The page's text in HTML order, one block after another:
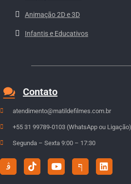
Animação 2D e 3D
Infantis e Educativos
Contato
atendimento@matildefilmes.com.br
+55 31 99789-0103 (WhatsApp ou Ligação)
Segunda – Sexta 9:00 – 17:30